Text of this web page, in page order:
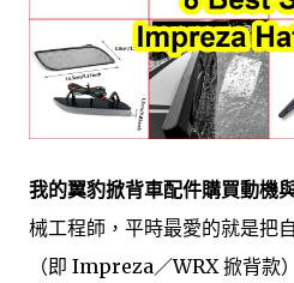
我的翼豹掀背車配件購買動機
械工程師，平時最愛的就是把
（即 Impreza／WRX 掀背款